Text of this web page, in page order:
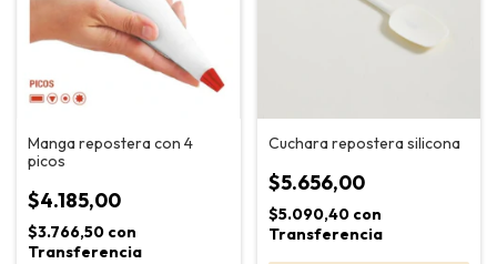
Manga repostera con 4
picos
$4.185,00
$3.766,50 con
Transferencia
Cuchara repostera silicona
$5.656,00
$5.090,40 con
Transferencia